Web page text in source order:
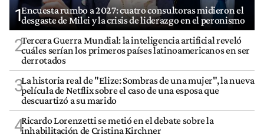
1Encuesta rumbo a 2027: cuatro consultoras midieron el
desgaste de Milei y la crisis de liderazgo en el peronismo
2Tercera Guerra Mundial: la inteligencia artificial reveló
cuáles serían los primeros países latinoamericanos en ser
derrotados
3La historia real de "Elize: Sombras de una mujer", la nueva
película de Netflix sobre el caso de una esposa que
descuartizó a su marido
4Ricardo Lorenzetti se metió en el debate sobre la
inhabilitación de Cristina Kirchner